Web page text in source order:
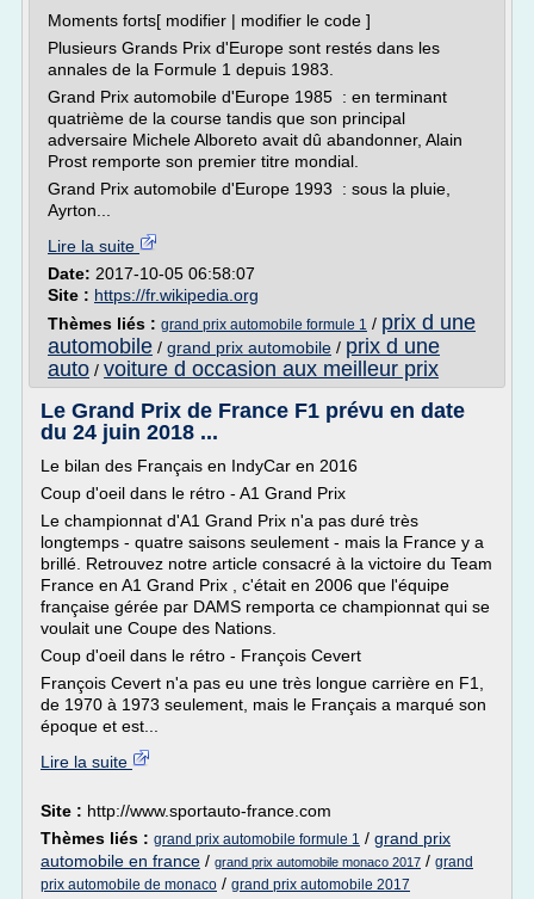
Moments forts[ modifier | modifier le code ]
Plusieurs Grands Prix d'Europe sont restés dans les
annales de la Formule 1 depuis 1983.
Grand Prix automobile d'Europe 1985 : en terminant
quatrième de la course tandis que son principal
adversaire Michele Alboreto avait dû abandonner, Alain
Prost remporte son premier titre mondial.
Grand Prix automobile d'Europe 1993 : sous la pluie,
Ayrton...
Lire la suite
Date: 2017-10-05 06:58:07
Site : https://fr.wikipedia.org
Thèmes liés : grand prix automobile formule 1 / prix d une
automobile / grand prix automobile / prix d une
auto / voiture d occasion aux meilleur prix
Le Grand Prix de France F1 prévu en date
du 24 juin 2018 ...
Le bilan des Français en IndyCar en 2016
Coup d'oeil dans le rétro - A1 Grand Prix
Le championnat d'A1 Grand Prix n'a pas duré très
longtemps - quatre saisons seulement - mais la France y a
brillé. Retrouvez notre article consacré à la victoire du Team
France en A1 Grand Prix , c'était en 2006 que l'équipe
française gérée par DAMS remporta ce championnat qui se
voulait une Coupe des Nations.
Coup d'oeil dans le rétro - François Cevert
François Cevert n'a pas eu une très longue carrière en F1,
de 1970 à 1973 seulement, mais le Français a marqué son
époque et est...
Lire la suite
Site : http://www.sportauto-france.com
Thèmes liés : grand prix automobile formule 1 / grand prix
automobile en france / grand prix automobile monaco 2017 / grand
prix automobile de monaco / grand prix automobile 2017